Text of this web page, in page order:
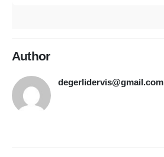
Author
degerlidervis@gmail.com